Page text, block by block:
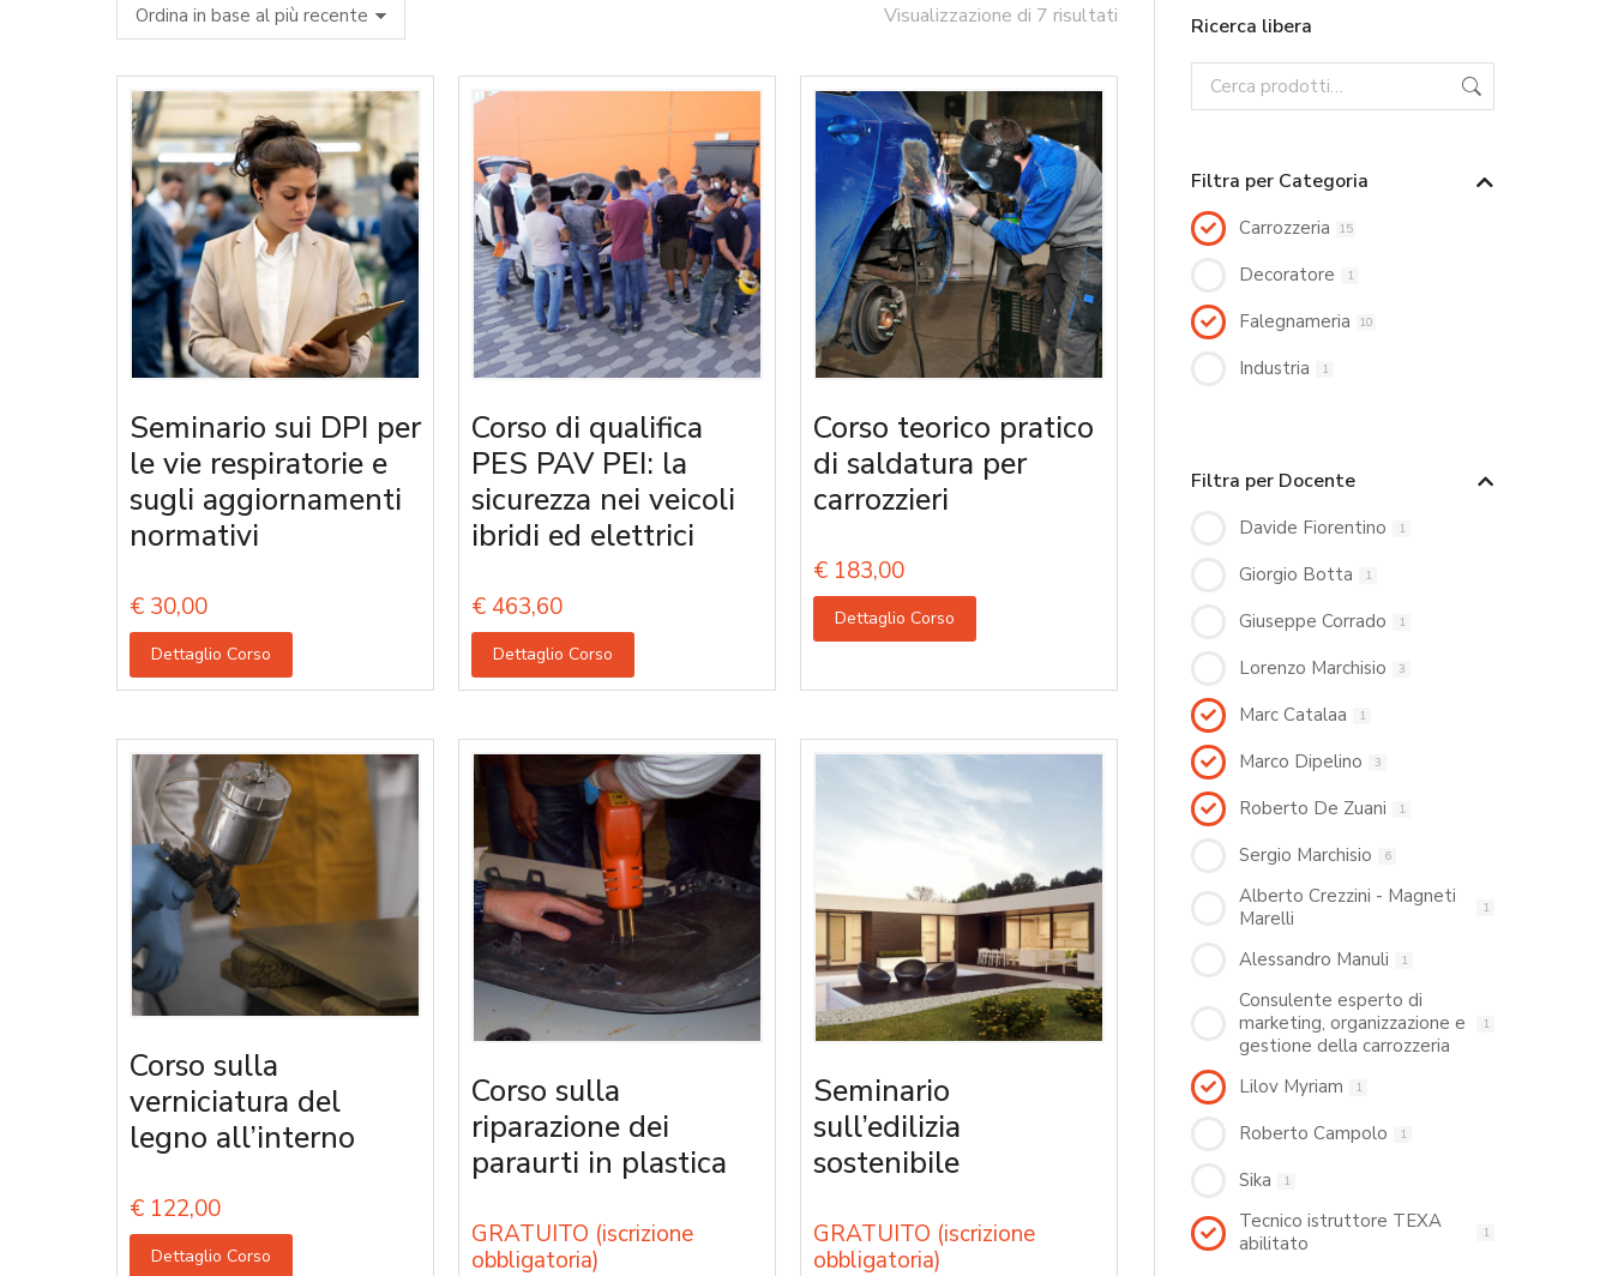
Visualizzazione di 7 risultati
Seminario sui DPI per
le vie respiratorie e
sugli aggiornamenti
normativi
€ 30,00
Dettaglio Corso
Corso di qualifica
PES PAV PEI: la
sicurezza nei veicoli
ibridi ed elettrici
€ 463,60
Dettaglio Corso
Corso teorico pratico
di saldatura per
carrozzieri
€ 183,00
Dettaglio Corso
Corso sulla
verniciatura del
legno all’interno
€ 122,00
Dettaglio Corso
Corso sulla
riparazione dei
paraurti in plastica
GRATUITO (iscrizione
obbligatoria)
Seminario
sull’edilizia
sostenibile
GRATUITO (iscrizione
obbligatoria)
Ricerca libera
Filtra per Categoria
Carrozzeria 15
Decoratore 1
Falegnameria 10
Industria 1
Filtra per Docente
Davide Fiorentino 1
Giorgio Botta 1
Giuseppe Corrado 1
Lorenzo Marchisio 3
Marc Catalaa 1
Marco Dipelino 3
Roberto De Zuani 1
Sergio Marchisio 6
Alberto Crezzini - Magneti
Marelli
1
Alessandro Manuli 1
Consulente esperto di
marketing, organizzazione e
gestione della carrozzeria
1
Lilov Myriam 1
Roberto Campolo 1
Sika 1
Tecnico istruttore TEXA
abilitato
1